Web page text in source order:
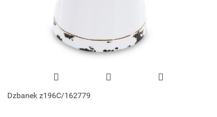
Dzbanek z196C/162779